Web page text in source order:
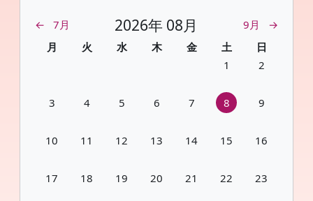
← 7月 2026年 08月 9月
→
月曜日
月 火曜日
火 水曜日
水 木曜日
木 金曜日
金 土曜日
土 日曜日
日
イベントなし 2026
1 イベントな
2
イベントなし 2026年 08月 3日
3 イベントなし 2026年 08月 4日
4 イベントなし 2026年 08月 5日
5 イベントなし 2026年 08月 6日
6 イベントなし 2026年 08月
7 イベントなし 2026
8 イベントな
9
イベントなし 2026年 08月 10日
10 イベントなし 2026年 08月 11日
11 イベントなし 2026年 08月 12日
12 イベントなし 2026年 08月 13日
13 イベントなし 2026年 08月
14 イベントなし 2026
15 イベントな
16
イベントなし 2026年 08月 17日
17 イベントなし 2026年 08月 18日
18 イベントなし 2026年 08月 19日
19 イベントなし 2026年 08月 20日
20 イベントなし 2026年 08月
21 イベントなし 2026
22 イベントな
23